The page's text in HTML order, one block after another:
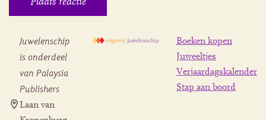
Juwelenschip
is onderdeel
van Palaysia
Publishers
Laan van
Boeken kopen
Juweeltjes
Verjaardagskalender
Stap aan boord